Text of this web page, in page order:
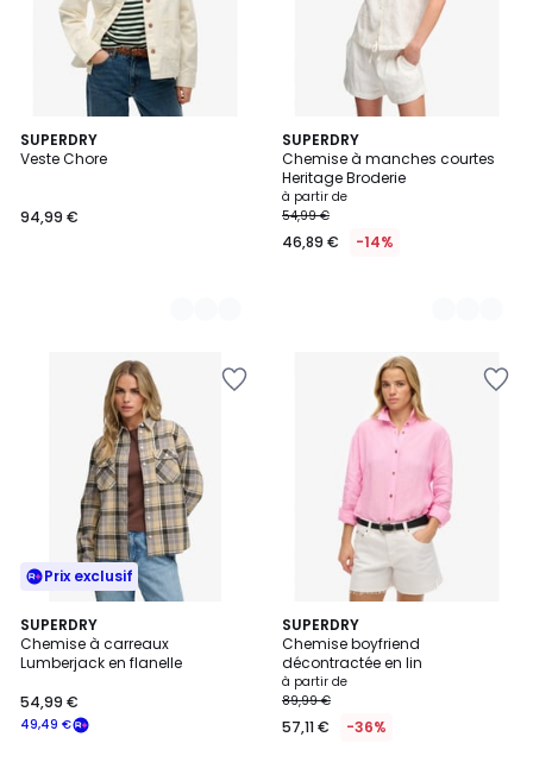
SUPERDRY
Veste Chore
94,99 €
2
Couleurs
SUPERDRY
Chemise à manches courtes
Heritage Broderie
à partir de
54,99 €
46,89 € -14%
2
Couleurs
Prix exclusif
SUPERDRY
Chemise à carreaux
Lumberjack en flanelle
49,49 €
54,99 €
SUPERDRY
Chemise boyfriend
décontractée en lin
à partir de
89,99 €
57,11 € -36%
3
Couleurs